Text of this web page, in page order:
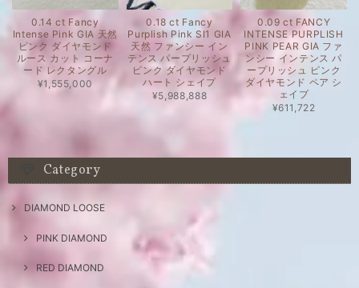
0.14 ct Fancy
Intense Pink GIA 天然
ピンク ダイヤモンド
ルース カット コーナ
ード レクタングル
¥1,555,000
0.18 ct Fancy
Purplish Pink SI1 GIA
天然 ファンシー イン
テンス パープリッシュ
ピンク ダイヤモンド
ハート シェイプ
¥5,988,888
0.09 ct FANCY
INTENSE PURPLISH
PINK PEAR GIA ファ
ンシー インテンス パ
ープリッシュ ピンク
ダイヤモンド ペア シ
ェイプ
¥611,722
Category
DIAMOND LOOSE
PINK DIAMOND
RED DIAMOND